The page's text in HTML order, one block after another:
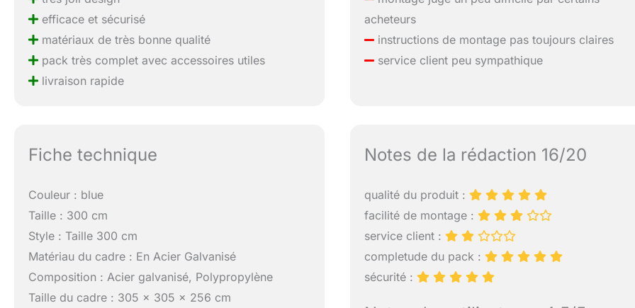
efficace et sécurisé
matériaux de très bonne qualité
pack très complet avec accessoires utiles
livraison rapide
acheteurs
instructions de montage pas toujours claires
service client peu sympathique
Fiche technique
Couleur : blue
Taille : 300 cm
Style : Taille 300 cm
Matériau du cadre : En Acier Galvanisé
Composition : Acier galvanisé, Polypropylène
Taille du cadre : 305 x 305 x 256 cm
Notes de la rédaction 16/20
qualité du produit :
facilité de montage :
service client :
completude du pack :
sécurité :